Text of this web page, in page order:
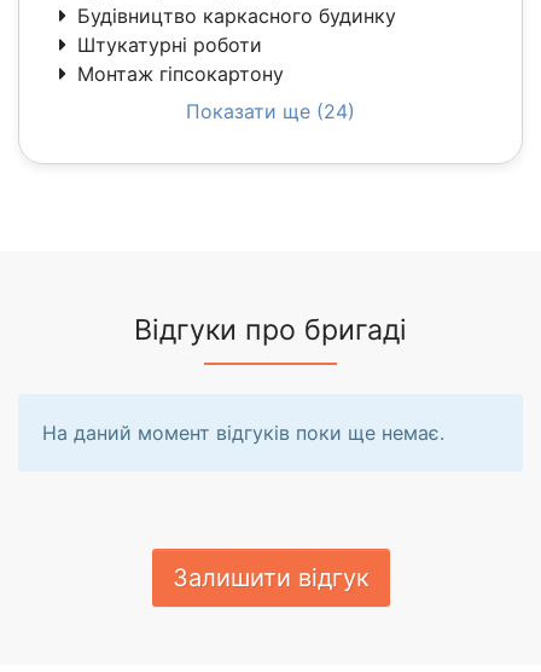
Будівництво каркасного будинку
Штукатурні роботи
Монтаж гіпсокартону
Показати ще (24)
Відгуки про бригаді
На даний момент відгуків поки ще немає.
Залишити відгук